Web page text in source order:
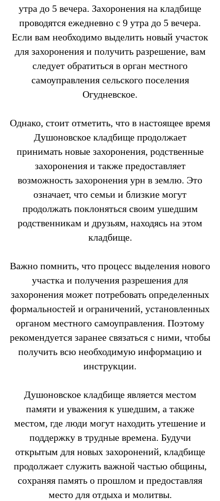
утра до 5 вечера. Захоронения на кладбище
проводятся ежедневно с 9 утра до 5 вечера.
Если вам необходимо выделить новый участок
для захоронения и получить разрешение, вам
следует обратиться в орган местного
самоуправления сельского поселения
Огудневское.
Однако, стоит отметить, что в настоящее время
Душоновское кладбище продолжает
принимать новые захоронения, родственные
захоронения и также предоставляет
возможность захоронения урн в землю. Это
означает, что семьи и близкие могут
продолжать поклоняться своим ушедшим
родственникам и друзьям, находясь на этом
кладбище.
Важно помнить, что процесс выделения нового
участка и получения разрешения для
захоронения может потребовать определенных
формальностей и ограничений, установленных
органом местного самоуправления. Поэтому
рекомендуется заранее связаться с ними, чтобы
получить всю необходимую информацию и
инструкции.
Душоновское кладбище является местом
памяти и уважения к ушедшим, а также
местом, где люди могут находить утешение и
поддержку в трудные времена. Будучи
открытым для новых захоронений, кладбище
продолжает служить важной частью общины,
сохраняя память о прошлом и предоставляя
место для отдыха и молитвы.